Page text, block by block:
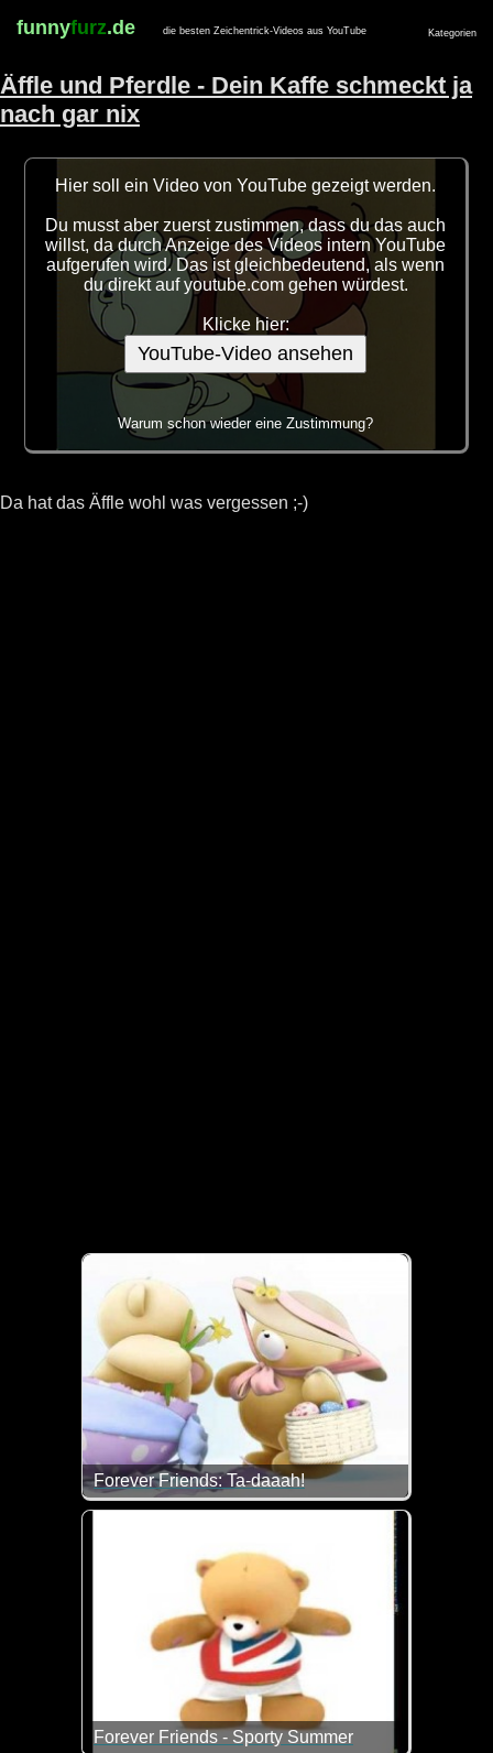
funnyfurz.de die besten Zeichentrick-Videos aus YouTube Kategorien
Äffle und Pferdle - Dein Kaffe schmeckt ja
nach gar nix
Hier soll ein Video von YouTube gezeigt werden.
Du musst aber zuerst zustimmen, dass du das auch
willst, da durch Anzeige des Videos intern YouTube
aufgerufen wird. Das ist gleichbedeutend, als wenn
du direkt auf youtube.com gehen würdest.
Klicke hier:
YouTube-Video ansehen
Warum schon wieder eine Zustimmung?
Da hat das Äffle wohl was vergessen ;-)
Forever Friends: Ta-daaah!
Frohe Ostern wünschen dir die Bärchen und ich...
Forever Friends - Sporty Summer